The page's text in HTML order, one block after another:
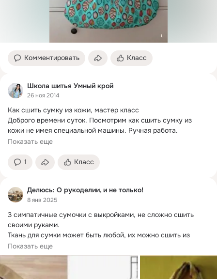
Комментировать Класс
Школа шитья Умный крой
26 ноя 2014
Как сшить сумку из кожи, мастер класс
Доброго времени суток. Посмотрим как сшить сумку из
кожи не имея специальной машины. Ручная работа.
Подробнейшие фото, выкройка сумки с размерами.
Показать еще
1 Класс
Делюсь: О рукоделии, и не только!
8 янв 2025
3 симпатичные сумочки с выкройками, не сложно сшить
своими руками.
Ткань для сумки может быть любой, их можно сшить из
натуральных...
Показать еще